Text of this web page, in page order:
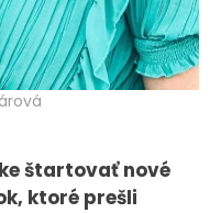
štartovať nové
ktoré prešli